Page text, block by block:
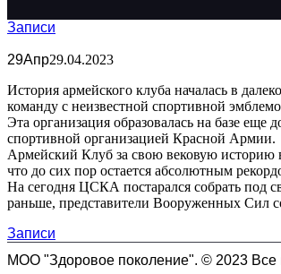
Записи
29Апр29.04.2023
История армейского клуба началась в
команду с неизвестной спортивной
Эта организация образовалась на базе
спортивной организацией Красной Армии.
Армейский Клуб за свою вековую историю
что до сих пор остается абсолютным
На сегодня ЦСКА постарался собрать под
раньше, представители Вооруженных Сил
Записи
МОО "Здоровое поколение". © 2023